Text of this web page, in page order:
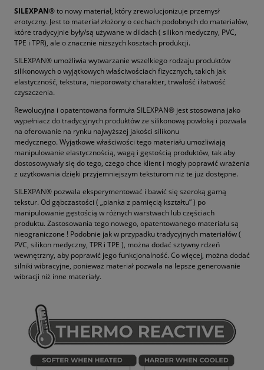
SILEXPAN®to nowy materiał, który zrewolucjonizuje przemysł
erotyczny. Jest to materiał złożony o cechach podobnych do materiałów,
które tradycyjnie były/są używane w dildach ( silikon medyczny, PVC,
TPE i TPR), ale o znacznie niższych kosztach produkcji.
SILEXPAN® umożliwia wytwarzanie wszelkiego rodzaju produktów
silikonowych o wyjątkowych właściwościach fizycznych, takich jak
elastyczność, tekstura, nieporowaty charakter, trwałość i łatwość
czyszczenia.
Rewolucyjna i opatentowana formuła SILEXPAN® jest stosowana jako
wypełniacz do tradycyjnych produktów ze silikonową powłoką i pozwala
na oferowanie na rynku najwyższej jakości silikonu
medycznego. Wyjątkowe właściwości tego materiału umożliwiają
manipulowanie elastycznością, wagą i gęstością produktów, tak aby
dostosowywały się do tego, czego chce klient i mogły poprawić wrażenia
z użytkowania dzięki przyjemniejszym teksturom niż te już dostępne.
SILEXPAN® pozwala eksperymentować i bawić się szeroką gamą
tekstur. Od gąbczastości ( „pianka z pamięcią kształtu” ) po
manipulowanie gęstością w różnych warstwach lub częściach
produktu. Zastosowania tego nowego, opatentowanego materiału są
nieograniczone ! Podobnie jak w przypadku tradycyjnych materiałów (
PVC, silikon medyczny, TPR i TPE ), można dodać sztywny rdzeń
wewnętrzny, aby poprawić jego funkcjonalność. Co więcej, można dodać
silniki wibracyjne, ponieważ materiał pozwala na lepsze generowanie
wibracji niż inne materiały.